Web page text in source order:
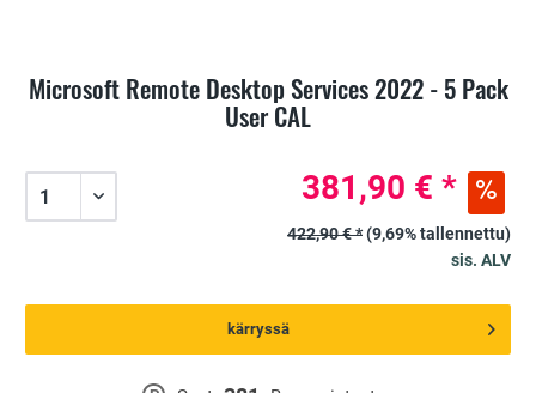
Microsoft Remote Desktop Services 2022 - 5 Pack
User CAL
381,90 € *
422,90 € *(9,69% tallennettu)
sis. ALV
kärryssä